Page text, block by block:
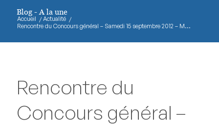
Blog - A la une
Accueil / Actualité /
Rencontre du Concours général – Samedi 15 septembre 2012 – M...
Rencontre du
Concours général –